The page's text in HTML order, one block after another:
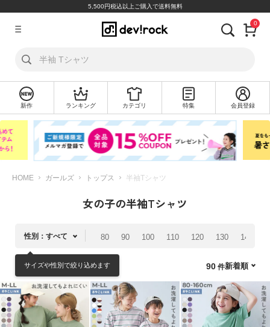
5,500円税込以上ご購入で送料無料
ロ
新
テ
リ
か
ら
探
0
新作 ランキング カテゴリ 特集 会員登録
HOME ガールズ トップス 半袖Tシャツ
女の子の半袖Tシャツ
性別：すべて 80 90 100 110 120 130 140
サイズや性別で絞り込めます 新着順
90